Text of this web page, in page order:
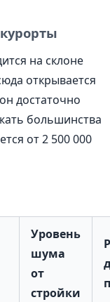
на склоне
открывается
достаточно
большинства
от 2 500 000
Уровень
шума
от
стройки